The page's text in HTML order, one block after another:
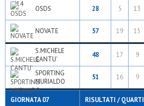
OSDS 28 5 13
NOVATE 57 19 15
S.MICHELE
CANTU'
48 17 9
SPORTING
MURIALDO
51 16 9
GIORNATA 07 RISULTATI / QUARTI